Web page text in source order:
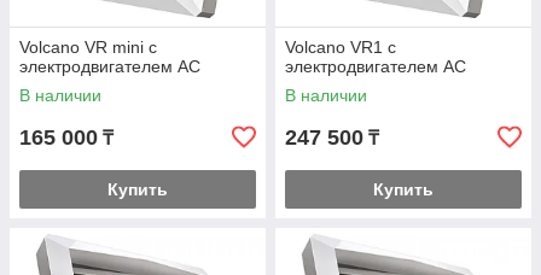
Volcano VR mini с
электродвигателем AC
В наличии
165 000 ₸
Купить
Volcano VR1 с
электродвигателем AC
В наличии
247 500 ₸
Купить